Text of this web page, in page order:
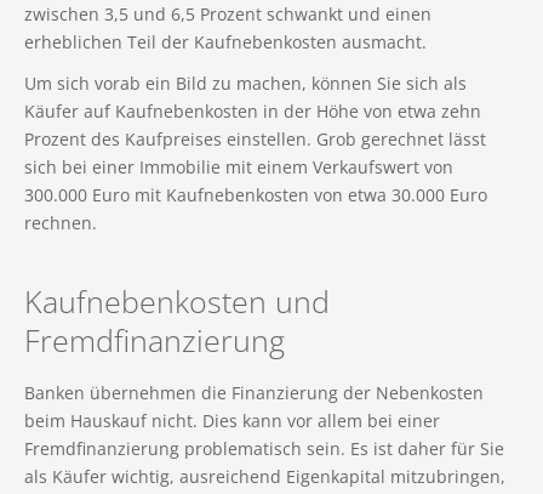
zwischen 3,5 und 6,5 Prozent schwankt und einen
erheblichen Teil der Kaufnebenkosten ausmacht.
Um sich vorab ein Bild zu machen, können Sie sich als
Käufer auf Kaufnebenkosten in der Höhe von etwa zehn
Prozent des Kaufpreises einstellen. Grob gerechnet lässt
sich bei einer Immobilie mit einem Verkaufswert von
300.000 Euro mit Kaufnebenkosten von etwa 30.000 Euro
rechnen.
Kaufnebenkosten und
Fremdfinanzierung
Banken übernehmen die Finanzierung der Nebenkosten
beim Hauskauf nicht. Dies kann vor allem bei einer
Fremdfinanzierung problematisch sein. Es ist daher für Sie
als Käufer wichtig, ausreichend Eigenkapital mitzubringen,